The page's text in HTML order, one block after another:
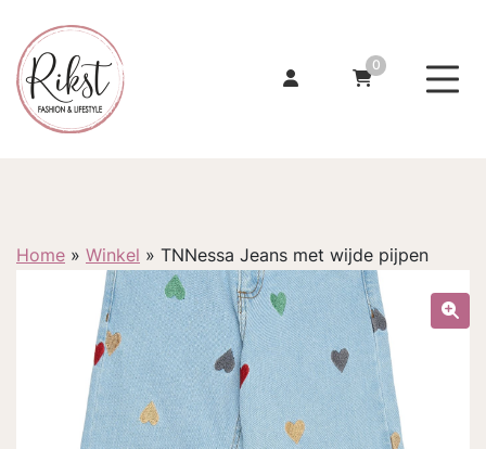
0
Home » Winkel » TNNessa Jeans met wijde pijpen